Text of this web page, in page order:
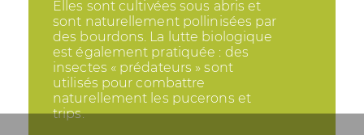
Elles sont cultivées sous abris et
sont naturellement pollinisées par
des bourdons. La lutte biologique
est également pratiquée : des
insectes « prédateurs » sont
utilisés pour combattre
naturellement les pucerons et
trips.